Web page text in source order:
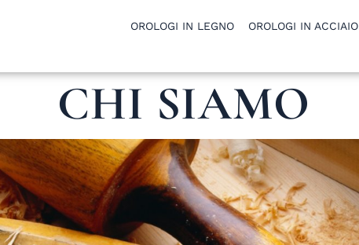
OROLOGI IN LEGNO OROLOGI IN ACCIAIO
CHI SIAMO